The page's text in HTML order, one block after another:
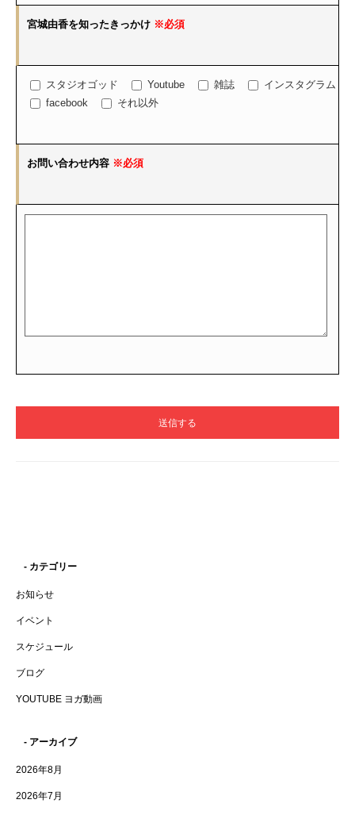
宮城由香を知ったきっかけ ※必須
スタジオゴッド Youtube 雑誌
インスタグラム
facebook
それ以外
お問い合わせ内容 ※必須
- カテゴリー
お知らせ
イベント
スケジュール
ブログ
YOUTUBE ヨガ動画
- アーカイブ
2026年8月
2026年7月